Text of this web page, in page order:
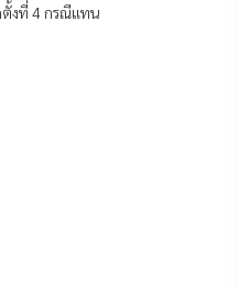
ตั้งที่ 4 กรณีแทน